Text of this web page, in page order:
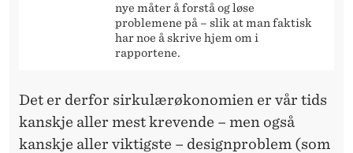
nye måter å forstå og løse
problemene på – slik at man faktisk
har noe å skrive hjem om i
rapportene.
Det er derfor sirkulærøkonomien er vår tids
kanskje aller mest krevende – men også
kanskje aller viktigste – designproblem (som